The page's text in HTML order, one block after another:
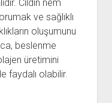
Cildin nem
ve sağlıklı
oluşumunu
beslenme
üretimini
faydalı olabilir.